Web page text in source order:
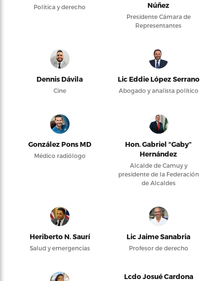
Política y derecho
Núñez
Presidente Cámara de
Representantes
Dennis Dávila
Cine
Lic Eddie López Serrano
Abogado y analista político
González Pons MD
Médico radiólogo
Hon. Gabriel “Gaby”
Hernández
Alcalde de Camuy y
presidente de la Federación
de Alcaldes
Heriberto N. Saurí
Salud y emergencias
Lic Jaime Sanabria
Profesor de derecho
Lcdo Josué Cardona